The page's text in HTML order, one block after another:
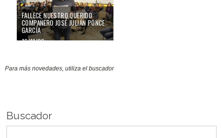
FALLECE NUESTRO QUERIDO
COMPAÑERO JOSÉ JULIÁN PONCE
GARCÍA
16/11/20
Para más novedades, utiliza el buscador
Buscador